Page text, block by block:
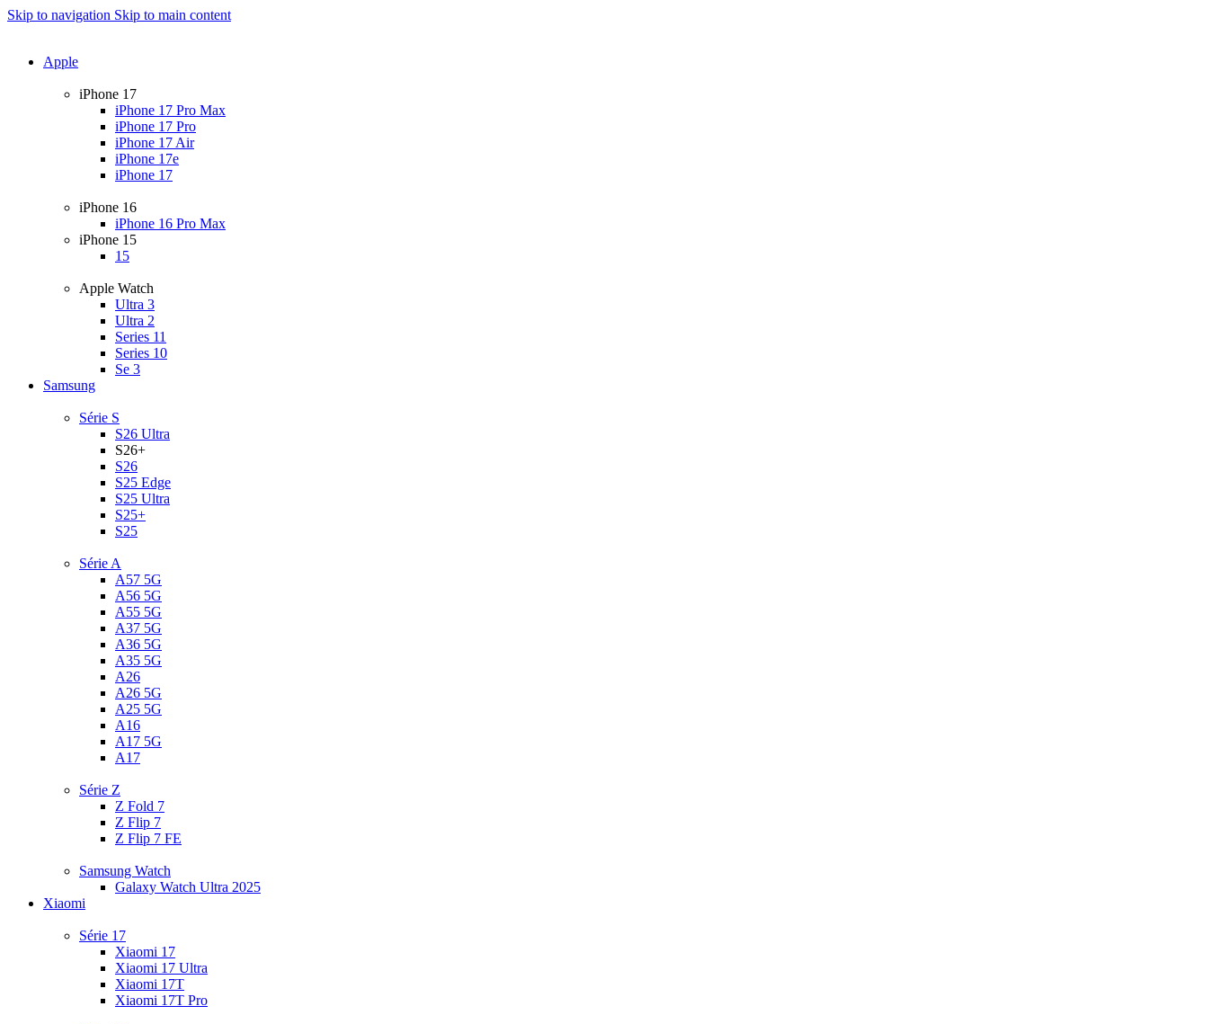
Skip to navigation Skip to main content
Apple
iPhone 17
iPhone 17 Pro Max
iPhone 17 Pro
iPhone 17 Air
iPhone 17e
iPhone 17
iPhone 16
iPhone 16 Pro Max
iPhone 15
15
Apple Watch
Ultra 3
Ultra 2
Series 11
Series 10
Se 3
Samsung
Série S
S26 Ultra
S26+
S26
S25 Edge
S25 Ultra
S25+
S25
Série A
A57 5G
A56 5G
A55 5G
A37 5G
A36 5G
A35 5G
A26
A26 5G
A25 5G
A16
A17 5G
A17
Série Z
Z Fold 7
Z Flip 7
Z Flip 7 FE
Samsung Watch
Galaxy Watch Ultra 2025
Xiaomi
Série 17
Xiaomi 17
Xiaomi 17 Ultra
Xiaomi 17T
Xiaomi 17T Pro